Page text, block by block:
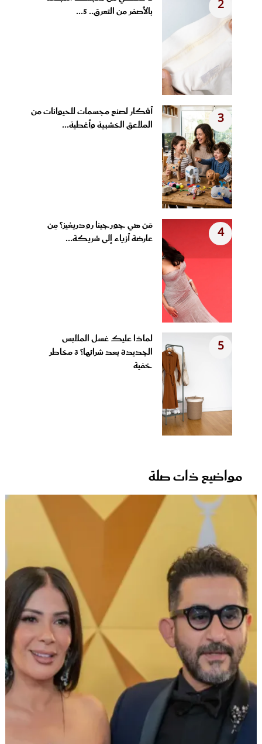
2
بالأصفر من التعرق.. 5...
3
أفكار لصنع مجسمات للحيوانات من
الملاعق الخشبية وأغطية...
4
مَن هي جورجينا رودريغيز؟ مِن
عارضة أزياء إلى شريكة...
5
لماذا عليك غسل الملابس
الجديدة بعد شرائها؟ 3 مخاطر
خفية
مواضيع ذات صلة